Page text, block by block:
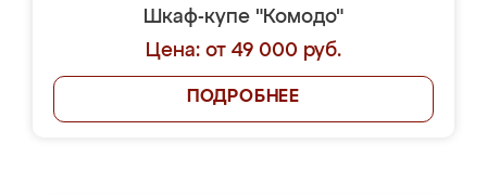
Шкаф-купе "Комодо"
Цена: от 49 000 руб.
ПОДРОБНЕЕ